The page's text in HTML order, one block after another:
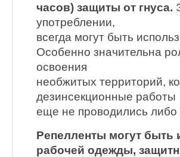
часов) защиты от гнуса.
употреблении,
всегда могут быть
Особенно значительна
освоения
необ­житых территорий,
дезинсекционные работы
еще не прово­дились
Репелленты могут быть
рабочей одежды,